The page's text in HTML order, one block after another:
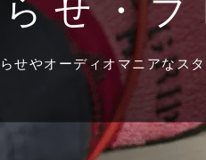
せ・
せやオーディオマニアなス